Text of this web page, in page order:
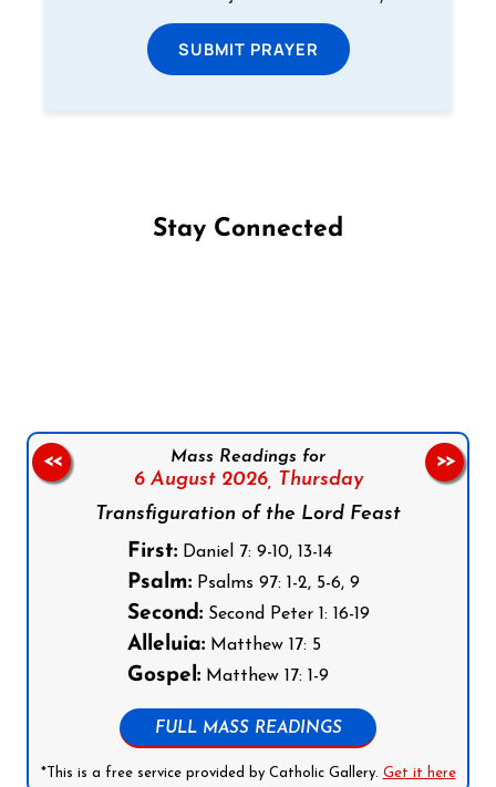
SUBMIT PRAYER
Stay Connected
Mass Readings for
6 August 2026, Thursday
Transfiguration of the Lord Feast
First:Daniel 7: 9-10, 13-14
Psalm:Psalms 97: 1-2, 5-6, 9
Second:Second Peter 1: 16-19
Alleluia:Matthew 17: 5
Gospel:Matthew 17: 1-9
FULL MASS READINGS
*This is a free service provided by Catholic Gallery. Get it here
<< >>